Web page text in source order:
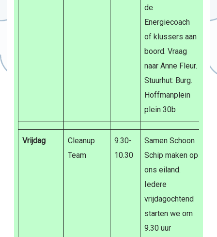
de
Energiecoach
of klussers aan
boord. Vraag
naar Anne Fleur.
Stuurhut: Burg.
Hoffmanplein
plein 30b
Vrijdag
Cleanup
Team
9.30-
10.30
Samen Schoon
Schip maken op
ons eiland.
Iedere
vrijdagochtend
starten we om
9.30 uur